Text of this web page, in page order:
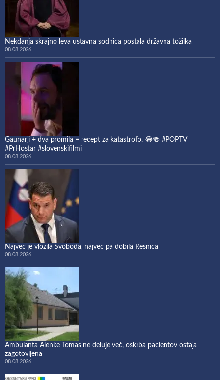
Nekdanja skrajno leva ustavna sodnica postala državna tožilka
08.08.2026
Gaunarji + dva promila = recept za katastrofo. 😂🍻 #POPTV
#PrHostar #slovenskifilmi
08.08.2026
Največ je vložila Svoboda, največ pa dobila Resnica
08.08.2026
Ambulanta Alenke Tomas ne deluje več, oskrba pacientov ostaja
zagotovljena
08.08.2026